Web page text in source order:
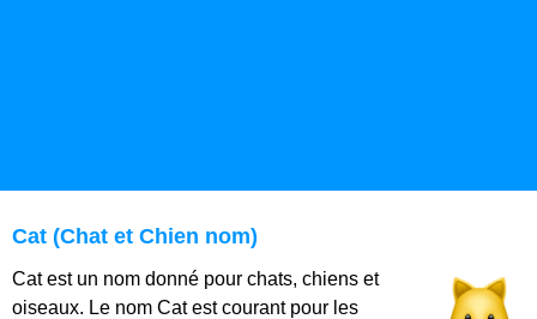
Cat (Chat et Chien nom)
Cat est un nom donné pour chats, chiens et
oiseaux. Le nom Cat est courant pour les